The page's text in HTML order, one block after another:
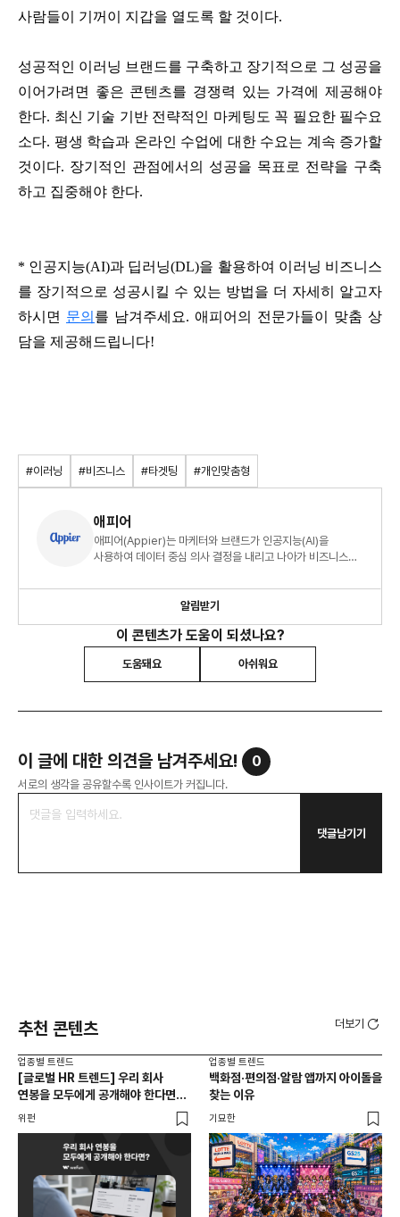
사람들이 기꺼이 지갑을 열도록 할 것이다.
성공적인 이러닝 브랜드를 구축하고 장기적으로 그 성공을
이어가려면 좋은 콘텐츠를 경쟁력 있는 가격에 제공해야
한다. 최신 기술 기반 전략적인 마케팅도 꼭 필요한 필수요
소다. 평생 학습과 온라인 수업에 대한 수요는 계속 증가할
것이다. 장기적인 관점에서의 성공을 목표로 전략을 구축
하고 집중해야 한다.
* 인공지능(AI)과 딥러닝(DL)을 활용하여 이러닝 비즈니스
를 장기적으로 성공시킬 수 있는 방법을 더 자세히 알고자
하시면 문의 를 남겨주세요. 애피어의 전문가들이 맞춤 상
담을 제공해드립니다!
#이러닝 #비즈니스 #타겟팅 #개인맞춤형
애피어
애피어(Appier)는 마케터와 브랜드가 인공지능(AI)을
사용하여 데이터 중심 의사 결정을 내리고 나아가 비즈니스를
광고 솔루션을 비롯하여 고객에 대한 의미 있는 인사이트를
제공하는 데이터 사이언스 플랫폼, 멀티 채널 유저
엔터프라이즈 제품을 통해 고객 구매 여정 전체에 걸쳐
알림받기
이 콘텐츠가 도움이 되셨나요?
도움돼요 아쉬워요
이 글에 대한 의견을 남겨주세요! 0
서로의 생각을 공유할수록 인사이트가 커집니다.
댓글남기기
추천 콘텐츠 더보기
업종별 트렌드
[글로벌 HR 트렌드] 우리 회사
연봉을 모두에게 공개해야 한다면? |
급여 투명성 법, 해외 사례, 연봉
위펀
업종별 트렌드
백화점·편의점·알람 앱까지 아이돌을
찾는 이유
기묘한